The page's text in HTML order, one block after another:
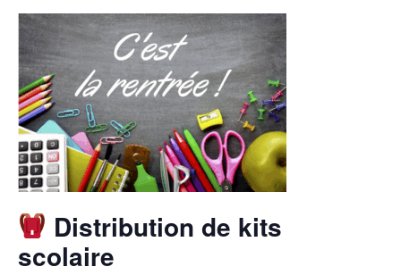
Distribution de kits
scolaire